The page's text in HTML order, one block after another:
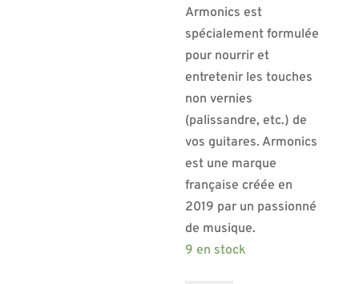
Armonics est
spécialement formulée
pour nourrir et
entretenir les touches
non vernies
(palissandre, etc.) de
vos guitares. Armonics
est une marque
française créée en
2019 par un passionné
de musique.
9 en stock